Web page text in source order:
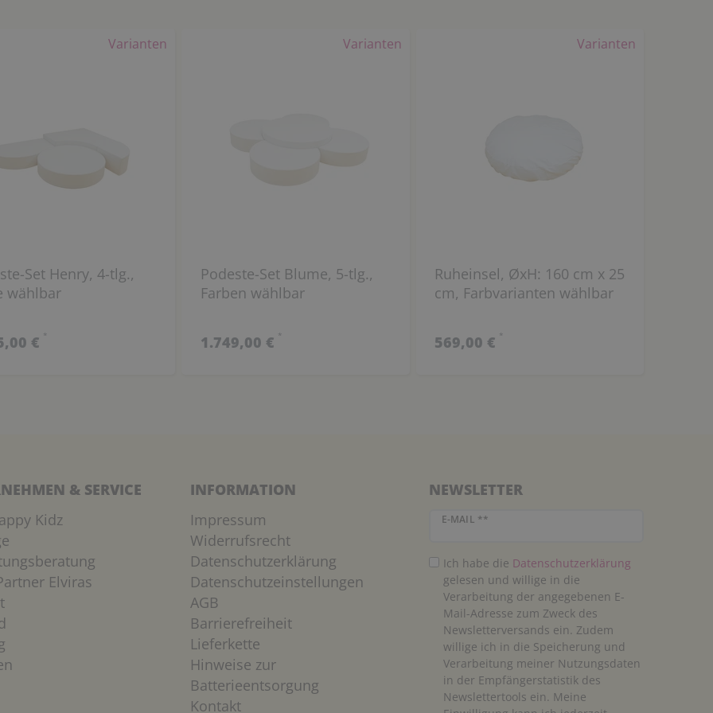
Varianten
Set Henry, 4-tlg.,
wählbar
€ *
Varianten
Podeste-Set Blume, 5-tlg.,
Farben wählbar
1.749,00 € *
Varianten
Ruheinsel, ØxH: 160 cm x 25
cm, Farbvarianten wählbar
569,00 € *
& SERVICE
Kidz
Elviras
INFORMATION
Impressum
Widerrufsrecht
Datenschutzerklärung
Datenschutzeinstellungen
AGB
Barrierefreiheit
Lieferkette
Hinweise zur
Batterieentsorgung
Kontakt
NEWSLETTER
E-MAIL **
Newsletter Honig
Ich habe die Daten­schutz­erklärung
gelesen und willige in die
Verarbeitung der angegebenen E-
Mail-Adresse zum Zweck des
Newsletterversands ein. Zudem
willige ich in die Speicherung und
Verarbeitung meiner Nutzungsdaten
in der Empfängerstatistik des
Newslettertools ein. Meine